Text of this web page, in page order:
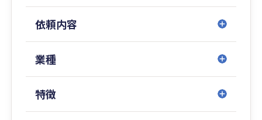
依頼内容
業種
特徴